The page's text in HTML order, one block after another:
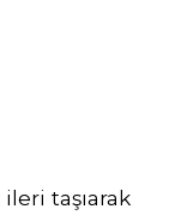
taşıarak